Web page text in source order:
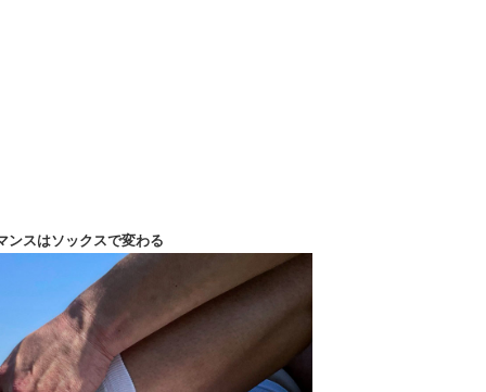
ンスはソックスで変わる